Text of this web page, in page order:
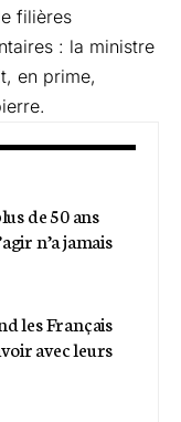
filières
: la ministre
en prime,
de 50 ans
n’a jamais
les Français
avec leurs